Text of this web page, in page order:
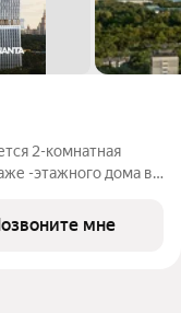
2-комнатная
-этажного дома в
Сити, Воробьевы
мне